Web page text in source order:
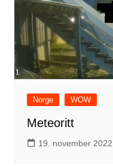
Norge WOW
Meteoritt
19. november 2022